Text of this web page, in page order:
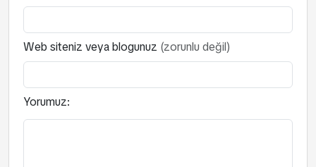
Web siteniz veya blogunuz (zorunlu değil)
Yorumuz: